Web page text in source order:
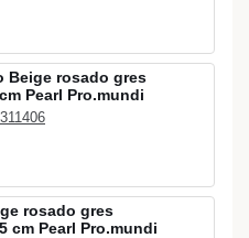
Beige rosado gres
Pearl Pro.mundi
rosado gres
cm Pearl Pro.mundi